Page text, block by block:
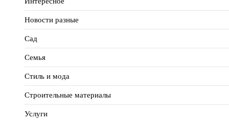
Новости разные
Сад
Семья
Стиль и мода
Строительные материалы
Услуги